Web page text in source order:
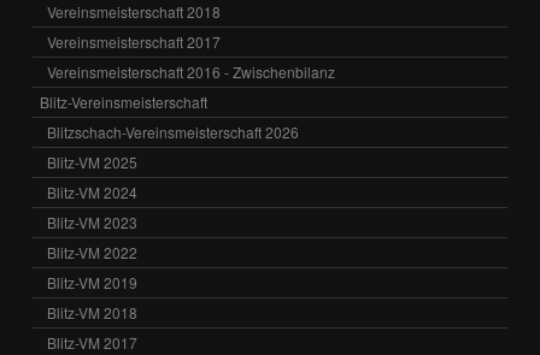
Vereinsmeisterschaft 2018
Vereinsmeisterschaft 2017
Vereinsmeisterschaft 2016 - Zwischenbilanz
Blitz-Vereinsmeisterschaft
Blitzschach-Vereinsmeisterschaft 2026
Blitz-VM 2025
Blitz-VM 2024
Blitz-VM 2023
Blitz-VM 2022
Blitz-VM 2019
Blitz-VM 2018
Blitz-VM 2017